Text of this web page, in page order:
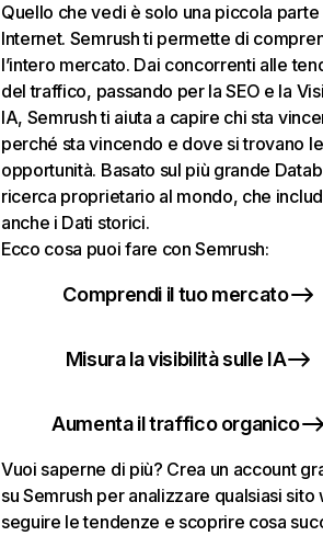
Quello che vedi è solo una piccola parte
Internet. Semrush ti permette di
l’intero mercato. Dai concorrenti alle
del traffico, passando per la SEO e la
IA, Semrush ti aiuta a capire chi sta
perché sta vincendo e dove si trovano
opportunità. Basato sul più grande
ricerca proprietario al mondo, che
anche i Dati storici.
Ecco cosa puoi fare con Semrush:
Comprendi il tuo mercato
Misura la visibilità sulle IA
Aumenta il traffico organico
Vuoi saperne di più? Crea un account
su Semrush per analizzare qualsiasi sito
seguire le tendenze e scoprire cosa